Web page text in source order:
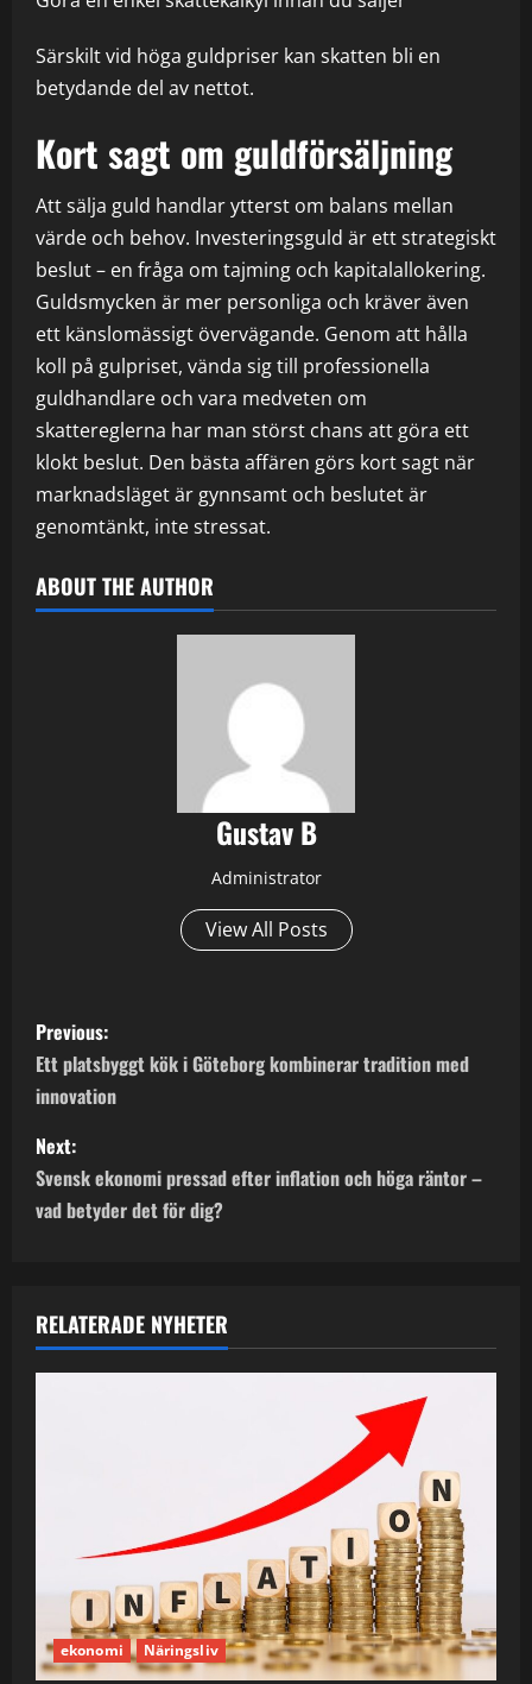
Särskilt vid höga guldpriser kan skatten bli en
betydande del av nettot.
Kort sagt om guldförsäljning
Att sälja guld handlar ytterst om balans mellan
värde och behov. Investeringsguld är ett strategiskt
beslut – en fråga om tajming och kapitalallokering.
Guldsmycken är mer personliga och kräver även
ett känslomässigt övervägande. Genom att hålla
koll på gulpriset, vända sig till professionella
guldhandlare och vara medveten om
skattereglerna har man störst chans att göra ett
klokt beslut. Den bästa affären görs kort sagt när
marknadsläget är gynnsamt och beslutet är
genomtänkt, inte stressat.
ABOUT THE AUTHOR
Gustav B
Administrator
View All Posts
P
o
s
t
n
v
i
n
Previous:
Ett platsbyggt kök i Göteborg kombinerar tradition med
innovation
Next:
Svensk ekonomi pressad efter inflation och höga räntor –
vad betyder det för dig?
RELATERADE NYHETER
ekonomi Näringsliv